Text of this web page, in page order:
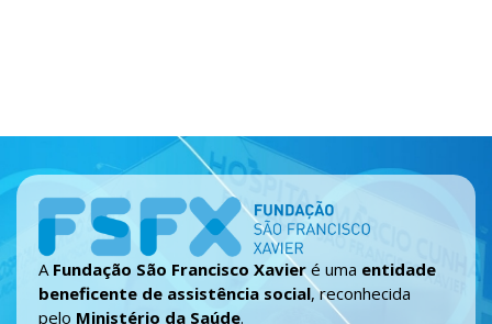
A Fundação São Francisco Xavier é uma entidade
beneficente de assistência social, reconhecida
pelo Ministério da Saúde.